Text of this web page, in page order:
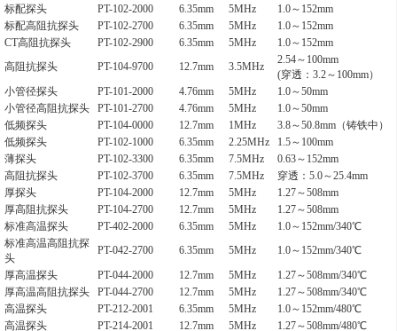
标配探头
PT-102-2000 6.35mm 5MHz
1.0～152mm
标配高阻抗探头
PT-102-2700 6.35mm 5MHz
1.0～152mm
CT高阻抗探头
PT-102-2900 6.35mm 5MHz
1.0～152mm
高阻抗探头
PT-104-9700 12.7mm 3.5MHz
2.54～100mm
(穿透：3.2～100mm）
小管径探头
PT-101-2000 4.76mm 5MHz
1.0～50mm
小管径高阻抗探头
PT-101-2700 4.76mm 5MHz
1.0～50mm
低频探头
PT-104-0000 12.7mm 1MHz
3.8～50.8mm（铸铁中）
低频探头
PT-102-1000 6.35mm 2.25MHz
1.5～100mm
薄探头
PT-102-3300 6.35mm 7.5MHz
0.63～152mm
高阻抗探头
PT-102-3700 6.35mm 7.5MHz
穿透：5.0～25.4mm
厚探头
PT-104-2000 12.7mm 5MHz
1.27～508mm
厚高阻抗探头
PT-104-2700 12.7mm 5MHz
1.27～508mm
标准高温探头
PT-402-2000 6.35mm 5MHz
1.0～152mm/340℃
标准高温高阻抗探
头
PT-042-2700 6.35mm 5MHz
1.0～152mm/340℃
厚高温探头
PT-044-2000 12.7mm 5MHz
1.27～508mm/340℃
厚高温高阻抗探头
PT-044-2700 12.7mm 5MHz
1.27～508mm/340℃
高温探头
PT-212-2001 6.35mm 5MHz
1.0～152mm/480℃
高温探头
PT-214-2001 12.7mm 5MHz 1.27～508mm/480℃